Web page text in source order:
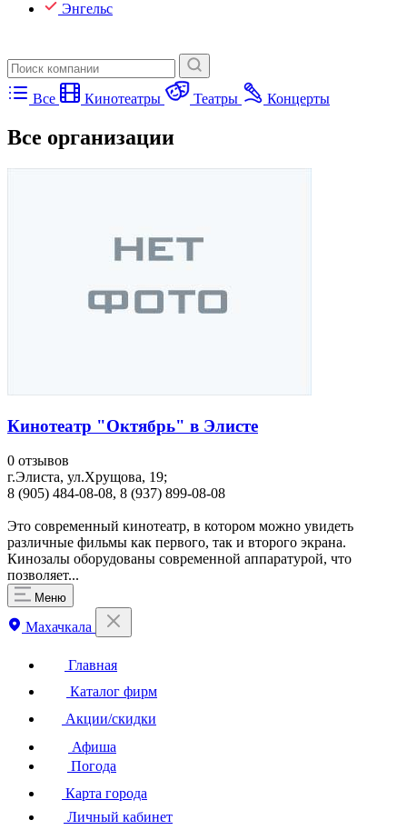
Энгельс
Все Кинотеатры Театры Концерты
Все организации
Кинотеатр "Октябрь" в Элисте
0 отзывов
г.Элиста, ул.Хрущова, 19;
8 (905) 484-08-08, 8 (937) 899-08-08
Это современный кинотеатр, в котором можно увидеть
различные фильмы как первого, так и второго экрана.
Кинозалы оборудованы современной аппаратурой, что
позволяет...
Меню
Махачкала
Главная
Каталог фирм
Акции/скидки
Афиша
Погода
Карта города
Личный кабинет